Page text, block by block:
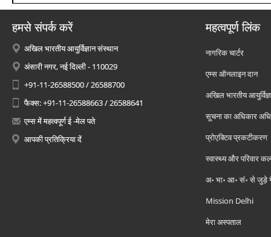
हमसे संपर्क करें
अखिल भारतीय आयुर्विज्ञान संस्थान
अंसारी नगर, नई दिल्ली - 110029
+91-11-26588500 / 26588700
फैक्स: +91-11-26588663 / 26588641
एम्स में महत्वपूर्ण ई -मेल पते
आपकी प्रतिक्रिया दें
महत्वपूर्ण लिंक
नागरिक चार्टर
एम्स ऑनलाइन दान
अखिल भारतीय
सूचना का अधिकार
प्रोएक्टिव प्रकटीकरण
स्वास्थ्य और परिवार
अ॰ भा॰ आ॰ सं॰ से जुड़े
Mission Delhi
मेरा अस्पताल